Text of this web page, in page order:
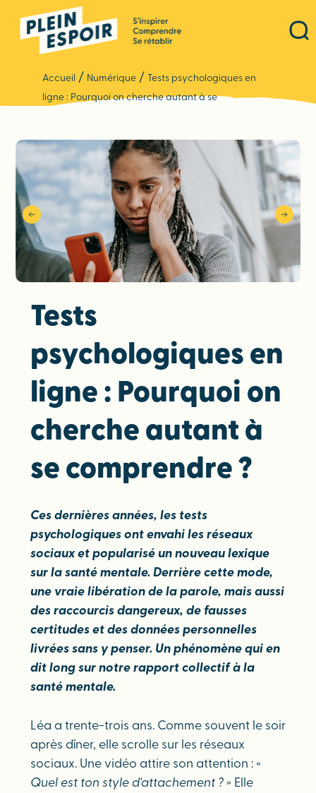
Accueil / Numérique/ Tests psychologiques en
ligne : Pourquoi on cherche autant à se
Tests
psychologiques en
ligne : Pourquoi on
cherche autant à
se comprendre ?
Ces dernières années, les tests
psychologiques ont envahi les réseaux
sociaux et popularisé un nouveau lexique
sur la santé mentale. Derrière cette mode,
une vraie libération de la parole, mais aussi
des raccourcis dangereux, de fausses
certitudes et des données personnelles
livrées sans y penser. Un phénomène qui en
dit long sur notre rapport collectif à la
santé mentale.
Léa a trente-trois ans. Comme souvent le soir
après dîner, elle scrolle sur les réseaux
sociaux. Une vidéo attire son attention : «
Quel est ton style d'attachement ?» Elle
Panneau de gestion des cookies